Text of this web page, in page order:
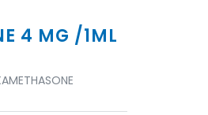
4 MG /1ML